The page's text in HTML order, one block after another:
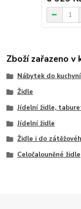
Zboží zařazeno v
Nábytek do kuchyní
Židle
Jídelní židle,
Jídelní židle
Židle i do
Celočalouněné židle